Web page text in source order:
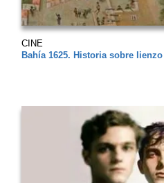
CINE
Bahía 1625. Historia sobre lienzo